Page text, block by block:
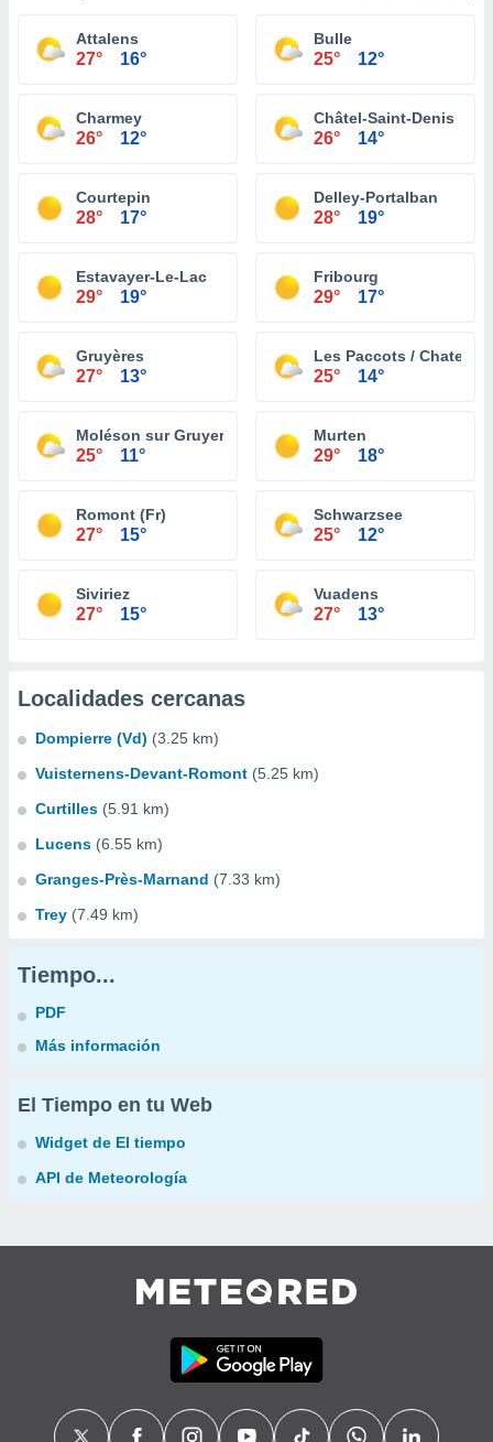
Attalens
27° 16°
Bulle
25° 12°
Charmey
26° 12°
Châtel-Saint-Denis
26° 14°
Courtepin
28° 17°
Delley-Portalban
28° 19°
Estavayer-Le-Lac
29° 19°
Fribourg
29° 17°
Gruyères
27° 13°
Les Paccots / Chatel St
25° 14°
Moléson sur Gruyeres
25° 11°
Murten
29° 18°
Romont (Fr)
27° 15°
Schwarzsee
25° 12°
Siviriez
27° 15°
Vuadens
27° 13°
Localidades cercanas
Dompierre (Vd) (3.25 km)
Vuisternens-Devant-Romont (5.25 km)
Curtilles (5.91 km)
Lucens (6.55 km)
Granges-Près-Marnand (7.33 km)
Trey (7.49 km)
Tiempo...
PDF
Más información
El Tiempo en tu Web
Widget de El tiempo
API de Meteorología